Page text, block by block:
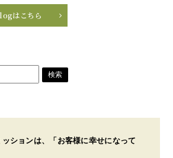
はこちら
ションは、「お客様に幸せになって